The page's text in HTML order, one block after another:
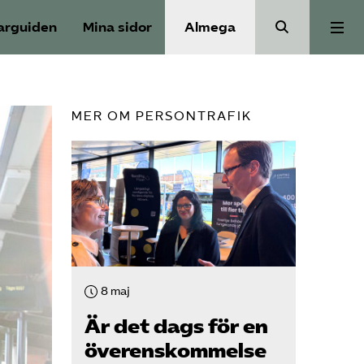
Mina sidor Almega
Reformagenda för järnvägen
Våra frågor
Aktiviteter
Om oss
MER OM PERSONTRAFIK
8 maj
Är det dags för en
överenskommelse